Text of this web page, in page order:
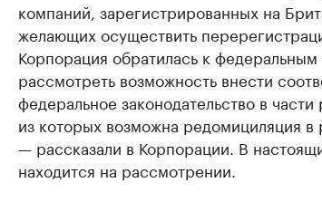
компаний, зарегистрированных на
желающих осуществить
Корпорация обратилась к
рассмотреть возможность внести
федеральное законодательство в
из которых возможна редомициляция
— рассказали в Корпорации. В
находится на рассмотрении.